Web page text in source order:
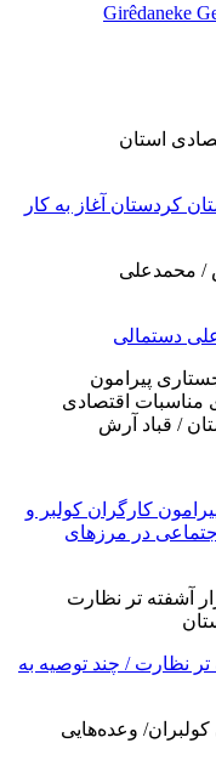
Girêdaneke
کردستان آغاز به کار
دستمالی
کارگران کولبر و
در مرزهای
تر نظارت / چند توصیه به